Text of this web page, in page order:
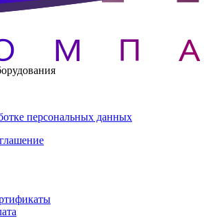
персональных данных